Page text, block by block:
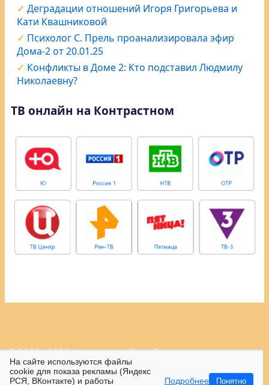
Деградации отношений Игоря Григорьева и
Кати Квашниковой
Психолог С. Прель проанализировала эфир
Дома-2 от 20.01.25
Конфликты в Доме 2: Кто подставил Людмилу
Николаевну?
ТВ онлайн на Контрастном
© 2009 - 2026 Контрастный.ру.Политика
конфиденциальности.
На сайте используются файлы
cookie для показа рекламы (Яндекс
РСЯ, ВКонтакте) и работы
Подробнее Понятно